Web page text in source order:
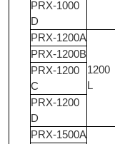
PRX-1000
D
PRX-1200A
1200
L
PRX-1200B
PRX-1200
C
PRX-1200
D
PRX-1500A